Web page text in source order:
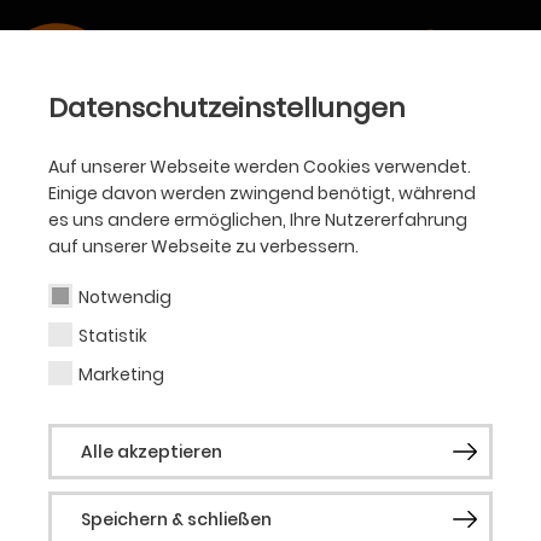
Datenschutzeinstellungen
Auf unserer Webseite werden Cookies verwendet.
Einige davon werden zwingend benötigt, während
es uns andere ermöglichen, Ihre Nutzererfahrung
auf unserer Webseite zu verbessern.
Notwendig
Statistik
Marketing
Alle akzeptieren
Speichern & schließen
SÜDPOL.WINDSTILL
von Armela Madreiter • Ab 10 Jahren